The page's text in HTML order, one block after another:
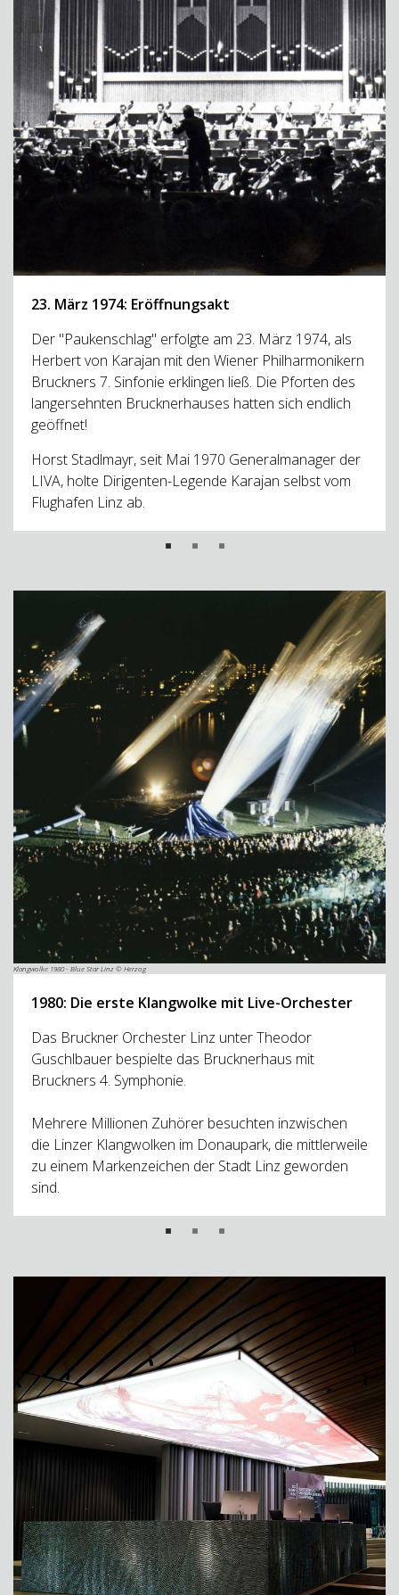
23. März 1974: Eröffnungsakt
Der "Paukenschlag" erfolgte am 23. März 1974, als
Herbert von Karajan mit den Wiener Philharmonikern
Bruckners 7. Sinfonie erklingen ließ. Die Pforten des
langersehnten Brucknerhauses hatten sich endlich
geöffnet!
Horst Stadlmayr, seit Mai 1970 Generalmanager der
LIVA, holte Dirigenten-Legende Karajan selbst vom
Flughafen Linz ab.
Klangwolke 1980 - Blue Star Linz © Herzog
1980: Die erste Klangwolke mit Live-Orchester
Das Bruckner Orchester Linz unter Theodor
Guschlbauer bespielte das Brucknerhaus mit
Bruckners 4. Symphonie.
Mehrere Millionen Zuhörer besuchten inzwischen
die Linzer Klangwolken im Donaupark, die mittlerweile
zu einem Markenzeichen der Stadt Linz geworden
sind.